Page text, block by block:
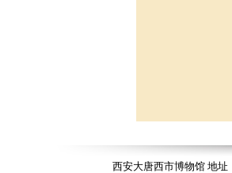
西安大唐西市博物馆 地址